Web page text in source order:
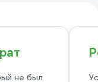
не был